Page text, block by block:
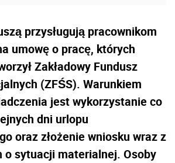
przysługują pracownikom
umowę o pracę, których
Zakładowy Fundusz
(ZFŚS). Warunkiem
jest wykorzystanie co
dni urlopu
oraz złożenie wniosku wraz z
o sytuacji materialnej. Osoby